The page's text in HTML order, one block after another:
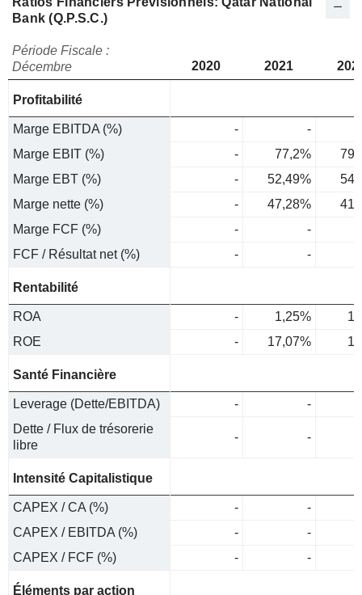
Bank (Q.P.S.C.)
Période Fiscale :
Décembre
2020 2021
Profitabilité
Marge EBITDA (%) -
-
Marge EBIT (%)
- 77,2%
Marge EBT (%)
- 52,49%
Marge nette (%)
- 47,28%
Marge FCF (%)
-
-
FCF / Résultat net (%)
- -
Rentabilité
ROA - 1,25%
ROE
- 17,07%
Santé Financière
Leverage (Dette/EBITDA) -
-
Dette / Flux de trésorerie
libre
- -
Intensité Capitalistique
CAPEX / CA (%) -
-
CAPEX / EBITDA (%)
-
-
CAPEX / FCF (%)
- -
Éléments par action